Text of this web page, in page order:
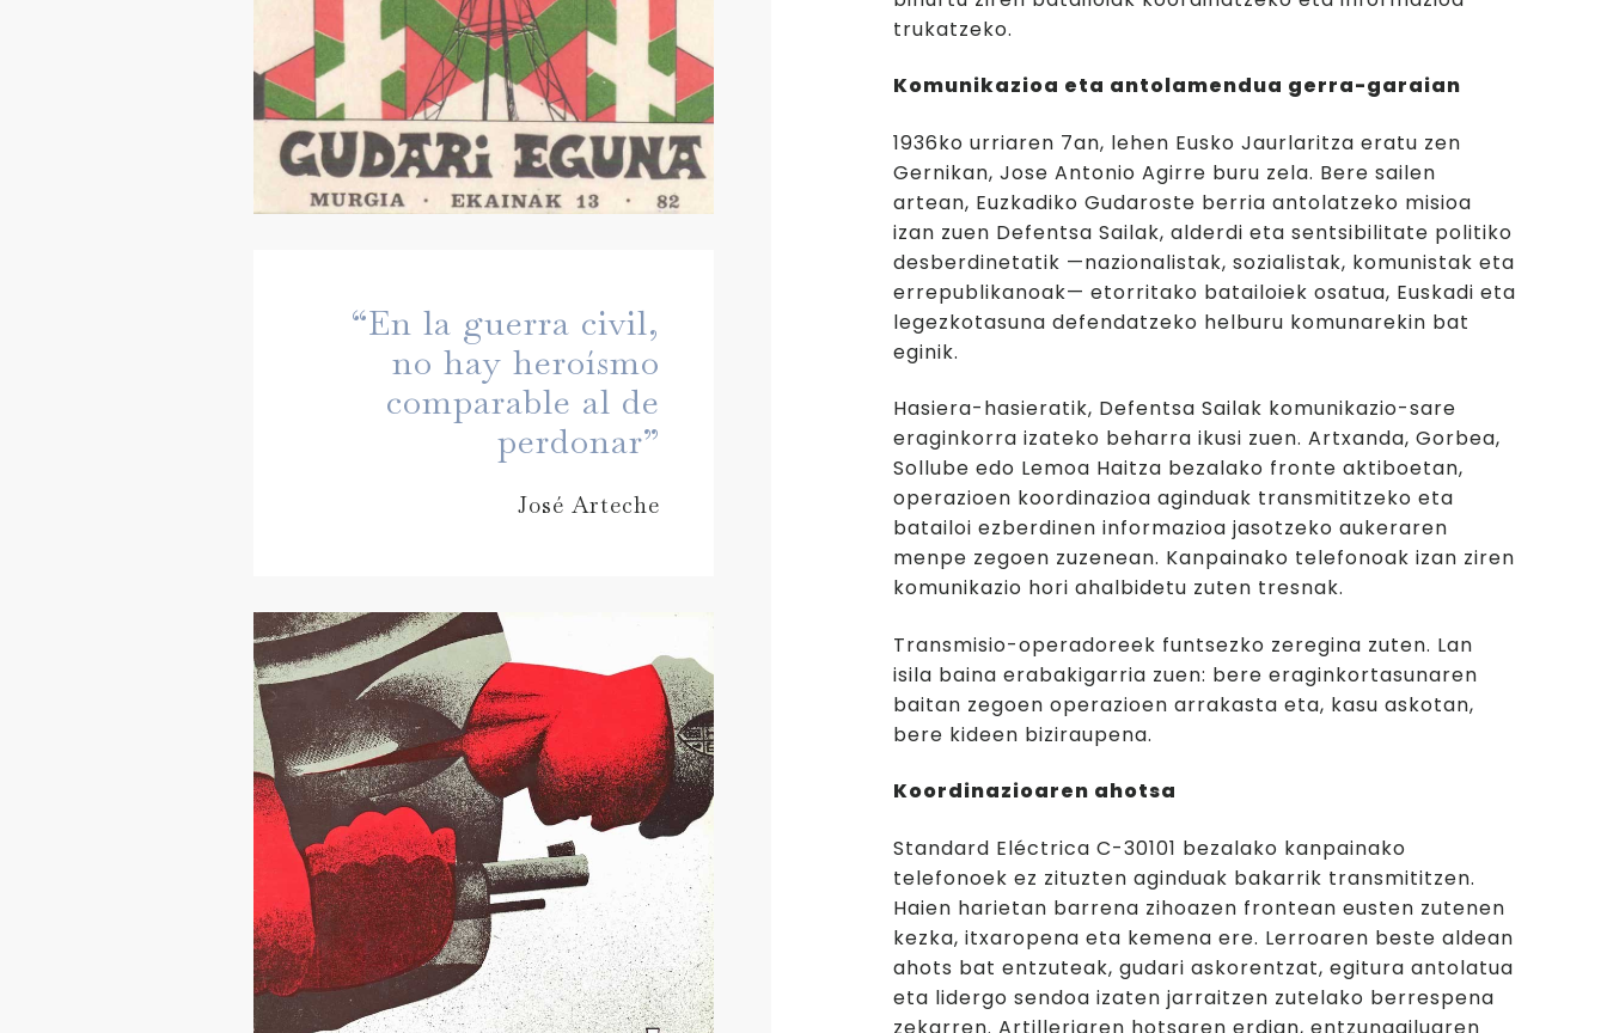
trukatzeko.
Komunikazioa eta antolamendua gerra-garaian
1936ko urriaren 7an, lehen Eusko Jaurlaritza eratu zen
Gernikan, Jose Antonio Agirre buru zela. Bere sailen
artean, Euzkadiko Gudaroste berria antolatzeko misioa
izan zuen Defentsa Sailak, alderdi eta sentsibilitate politiko
desberdinetatik —nazionalistak, sozialistak, komunistak eta
errepublikanoak— etorritako batailoiek osatua, Euskadi eta
legezkotasuna defendatzeko helburu komunarekin bat
eginik.
Hasiera-hasieratik, Defentsa Sailak komunikazio-sare
eraginkorra izateko beharra ikusi zuen. Artxanda, Gorbea,
Sollube edo Lemoa Haitza bezalako fronte aktiboetan,
operazioen koordinazioa aginduak transmititzeko eta
batailoi ezberdinen informazioa jasotzeko aukeraren
menpe zegoen zuzenean. Kanpainako telefonoak izan ziren
komunikazio hori ahalbidetu zuten tresnak.
Transmisio-operadoreek funtsezko zeregina zuten. Lan
isila baina erabakigarria zuen: bere eraginkortasunaren
baitan zegoen operazioen arrakasta eta, kasu askotan,
bere kideen biziraupena.
Koordinazioaren ahotsa
Standard Eléctrica C-30101 bezalako kanpainako
telefonoek ez zituzten aginduak bakarrik transmititzen.
Haien harietan barrena zihoazen frontean eusten zutenen
kezka, itxaropena eta kemena ere. Lerroaren beste aldean
ahots bat entzuteak, gudari askorentzat, egitura antolatua
eta lidergo sendoa izaten jarraitzen zutelako berrespena
zekarren. Artilleriaren hotsaren erdian, entzungailuaren
“En la guerra civil,
no hay heroísmo
comparable al de
perdonar”
José Arteche